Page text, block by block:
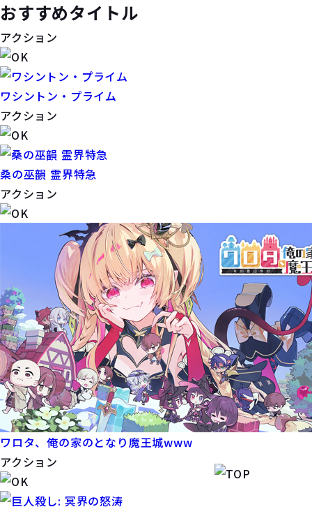
おすすめタイトル
アクション
ワシントン・プライム
アクション
桑の巫韻 霊界特急
アクション
ワロタ、俺の家のとなり魔王城www​
アクション